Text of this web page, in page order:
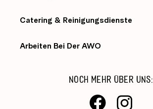
Catering & Reinigungsdienste
Arbeiten Bei Der AWO
NOCH MEHR ÜBER UNS: